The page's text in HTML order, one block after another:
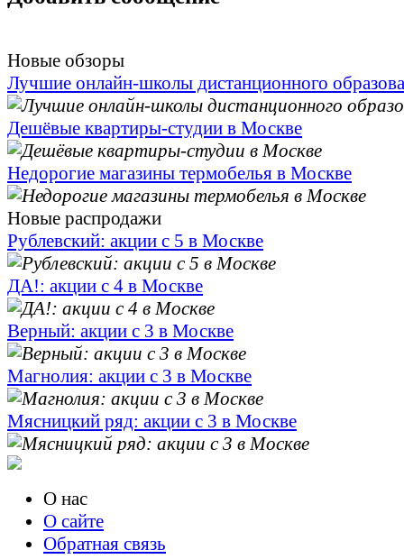
Новые обзоры
Лучшие онлайн-школы дистанционного
Дешёвые квартиры-студии в Москве
Недорогие магазины термобелья в Москве
Новые распродажи
Рублевский: акции с 5 в Москве
ДА!: акции с 4 в Москве
Верный: акции с 3 в Москве
Магнолия: акции с 3 в Москве
Мясницкий ряд: акции с 3 в Москве
О нас
О сайте
Обратная связь